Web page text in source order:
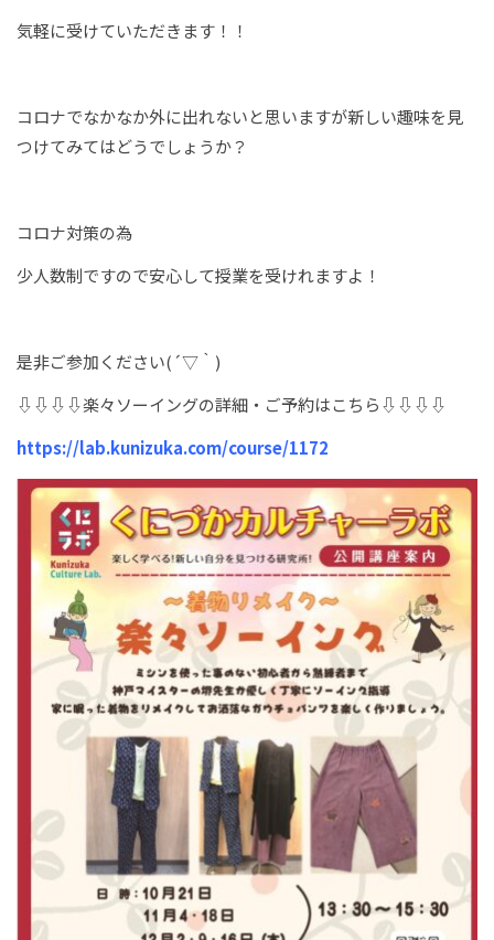
気軽に受けていただきます！！
コロナでなかなか外に出れないと思いますが新しい趣味を見
つけてみてはどうでしょうか？
コロナ対策の為
少人数制ですので安心して授業を受けれますよ！
是非ご参加ください(´▽｀)
⇩⇩⇩⇩楽々ソーイングの詳細・ご予約はこちら⇩⇩⇩⇩
https://lab.kunizuka.com/course/1172